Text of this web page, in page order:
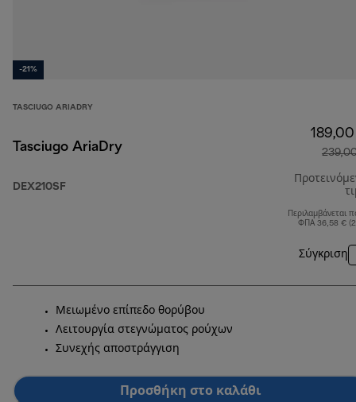
-21%
TASCIUGO ARIADRY
Tasciugo AriaDry
DEX210SF
Περιλαμβάνεται
ΦΠΑ 36,58 €
Σύγκριση
Μειωμένο επίπεδο θορύβου
Λειτουργία στεγνώματος ρούχων
Συνεχής αποστράγγιση
Προσθήκη στο καλάθι